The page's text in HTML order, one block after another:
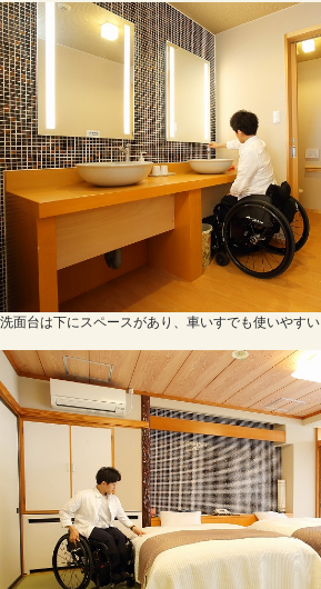
洗面台は下にスペースがあり、車いすでも使いやすい